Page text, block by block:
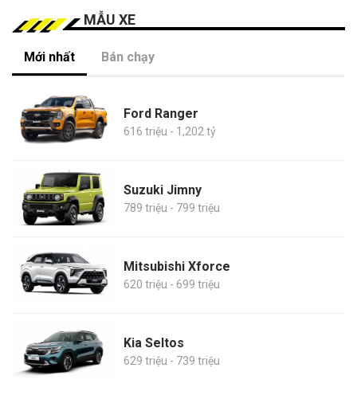
MẪU XE
Mới nhất Bán chạy
Ford Ranger
616 triệu - 1,202 tỷ
Suzuki Jimny
789 triệu - 799 triệu
Mitsubishi Xforce
620 triệu - 699 triệu
Kia Seltos
629 triệu - 739 triệu